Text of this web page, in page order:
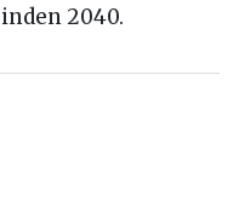
2040.